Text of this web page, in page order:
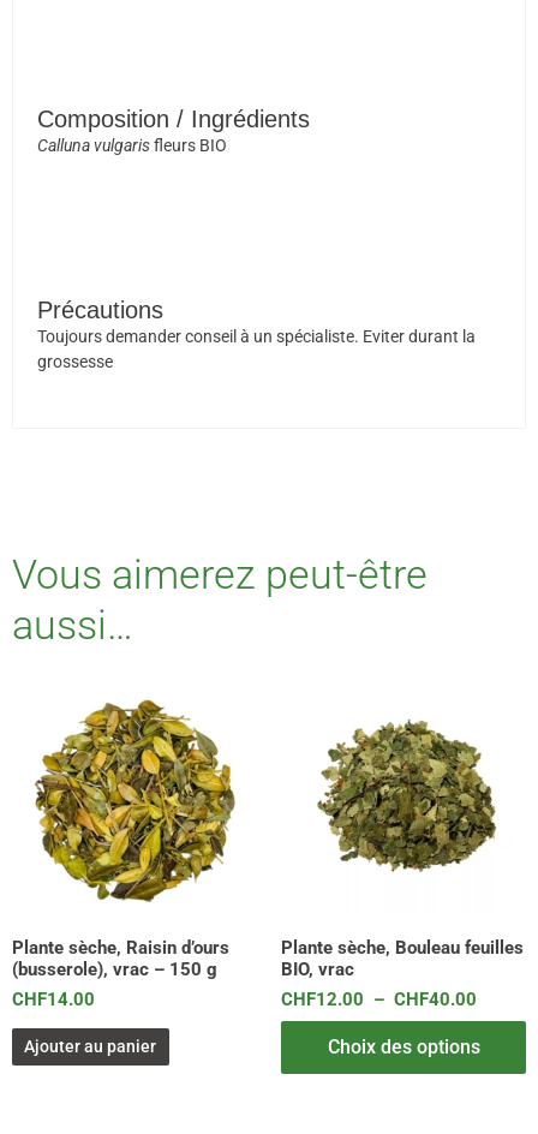
Composition / Ingrédients
Calluna vulgarisfleurs BIO
Précautions
Toujours demander conseil à un spécialiste. Eviter durant la
grossesse
Vous aimerez peut-être
aussi…
Plante sèche, Raisin d’ours
(busserole), vrac – 150 g
CHF14.00
Ajouter au panier
Plante sèche, Bouleau feuilles
BIO, vrac
CHF12.00 – CHF40.00
à
Choix des options
plusieurs
variations.
options
peuvent
sur
la
page
du
produit